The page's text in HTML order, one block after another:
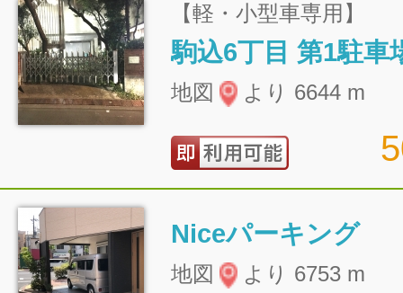
【軽・小型車専用】
駒込6丁目 第1駐車
地図 より 6644 m
Niceパーキング
地図 より 6753 m